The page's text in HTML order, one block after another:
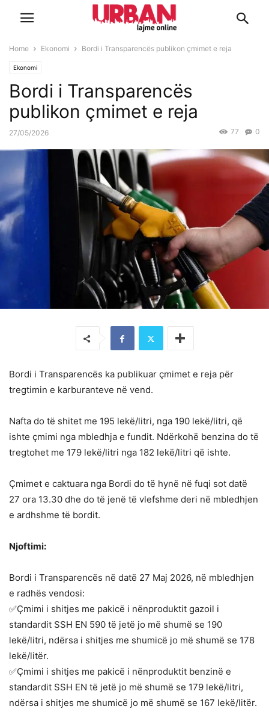
Home Ekonomi Bordi i Transparencës publikon çmimet e reja
Ekonomi
Bordi i Transparencës
publikon çmimet e reja
27/05/2026 0
77
Bordi i Transparencës ka publikuar çmimet e reja për
tregtimin e karburanteve në vend.
Nafta do të shitet me 195 lekë/litri, nga 190 lekë/litri, që
ishte çmimi nga mbledhja e fundit. Ndërkohë benzina do të
tregtohet me 179 lekë/litri nga 182 lekë/litri që ishte.
Çmimet e caktuara nga Bordi do të hynë në fuqi sot datë
27 ora 13.30 dhe do të jenë të vlefshme deri në mbledhjen
e ardhshme të bordit.
Njoftimi:
Bordi i Transparencës në datë 27 Maj 2026, në mbledhjen
e radhës vendosi:
✅Çmimi i shitjes me pakicë i nënproduktit gazoil i
standardit SSH EN 590 të jetë jo më shumë se 190
lekë/litri, ndërsa i shitjes me shumicë jo më shumë se 178
lekë/litër.
✅Çmimi i shitjes me pakicë i nënproduktit benzinë e
standardit SSH EN të jetë jo më shumë se 179 lekë/litri,
ndërsa i shitjes me shumicë jo më shumë se 167 lekë/litër.